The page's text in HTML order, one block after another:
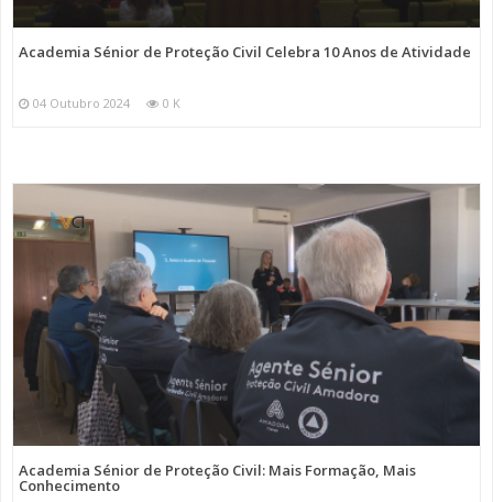
Academia Sénior de Proteção Civil Celebra 10 Anos de Atividade
04 Outubro 2024 0 K
Academia Sénior de Proteção Civil: Mais Formação, Mais
Conhecimento